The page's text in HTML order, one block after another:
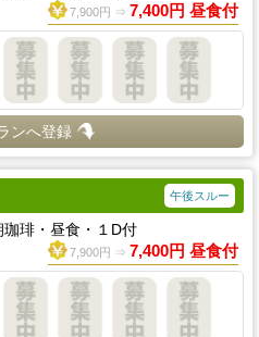
7,900円 ⇒ 7,400円 昼食付
ンへ登録
午後スルー
琲・昼食・１D付
7,900円 ⇒ 7,400円 昼食付